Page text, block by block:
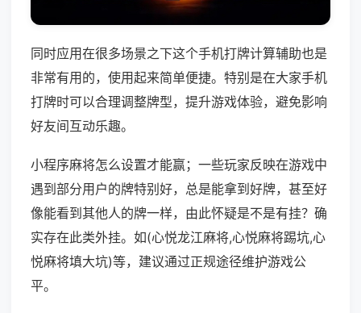
同时应用在很多场景之下这个手机打牌计算辅助也是
非常有用的，使用起来简单便捷。特别是在大家手机
打牌时可以合理调整牌型，提升游戏体验，避免影响
好友间互动乐趣。
小程序麻将怎么设置才能赢；一些玩家反映在游戏中
遇到部分用户的牌特别好，总是能拿到好牌，甚至好
像能看到其他人的牌一样，由此怀疑是不是有挂？确
实存在此类外挂。如(心悦龙江麻将,心悦麻将踢坑,心
悦麻将填大坑)等，建议通过正规途径维护游戏公
平。